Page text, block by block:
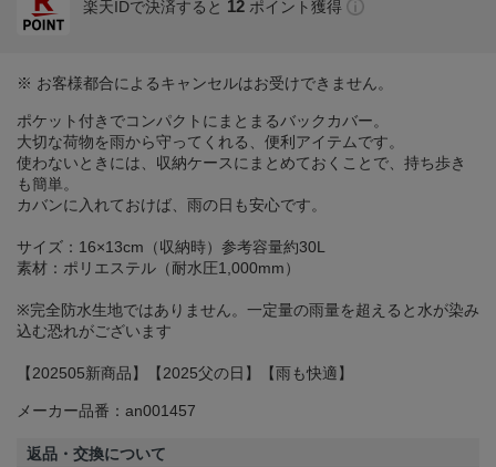
楽天IDで決済すると 12 ポイント獲得
※ お客様都合によるキャンセルはお受けできません。
ポケット付きでコンパクトにまとまるバックカバー。
大切な荷物を雨から守ってくれる、便利アイテムです。
使わないときには、収納ケースにまとめておくことで、持ち歩き
も簡単。
カバンに入れておけば、雨の日も安心です。
サイズ：16×13cm（収納時）参考容量約30L
素材：ポリエステル（耐水圧1,000mm）
※完全防水生地ではありません。一定量の雨量を超えると水が染み
込む恐れがございます
【202505新商品】【2025父の日】【雨も快適】
メーカー品番：an001457
返品・交換について